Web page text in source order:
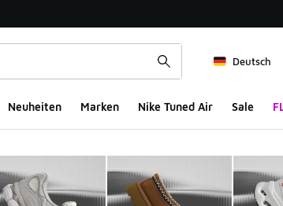
Deutsch
Neuheiten Marken Nike Tuned Air Sale